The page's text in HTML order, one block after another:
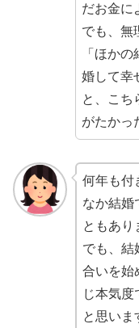
だお金に
でも、無
「ほか
婚して幸
と、こち
がたかっ
何年も付
なか結
ともあり
でも、結
合いを始
じ本気度
と思いま